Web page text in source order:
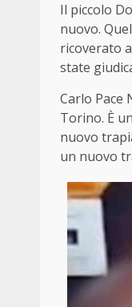
Il piccolo
nuovo.
ricoverato
state
Carlo Pace
Torino. È
nuovo
un nuovo